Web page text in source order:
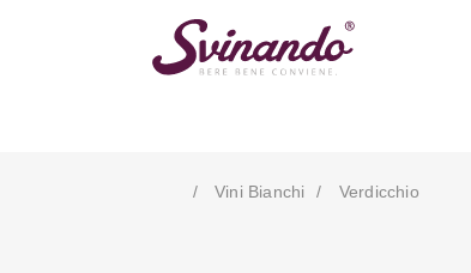
Vini Bianchi Verdicchio